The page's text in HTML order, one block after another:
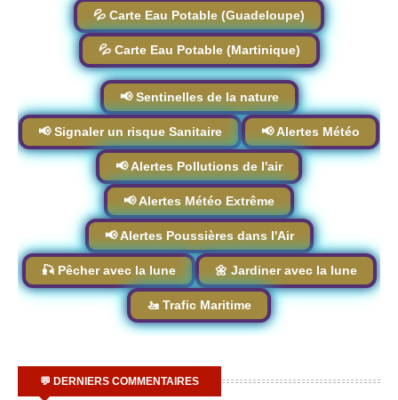
💦 Carte Eau Potable (Guadeloupe)
💦 Carte Eau Potable (Martinique)
📢 Sentinelles de la nature
📢 Signaler un risque Sanitaire 📢 Alertes Météo
📢 Alertes Pollutions de l'air
📢 Alertes Météo Extrême
📢 Alertes Poussières dans l'Air
🎣 Pêcher avec la lune 🌼 Jardiner avec la lune
🚤 Trafic Maritime
💬 DERNIERS COMMENTAIRES